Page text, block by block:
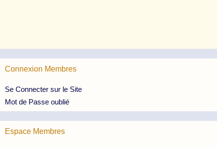
Connexion Membres
Se Connecter sur le Site
Mot de Passe oublié
Espace Membres